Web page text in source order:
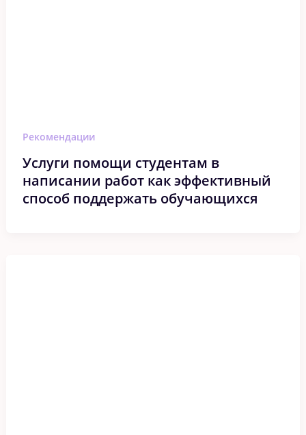
Рекомендации
Услуги помощи студентам в
написании работ как эффективный
способ поддержать обучающихся